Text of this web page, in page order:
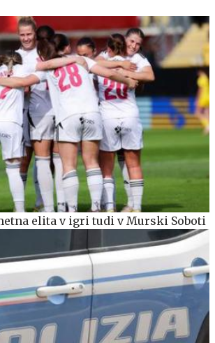
elita v igri tudi v Murski Soboti